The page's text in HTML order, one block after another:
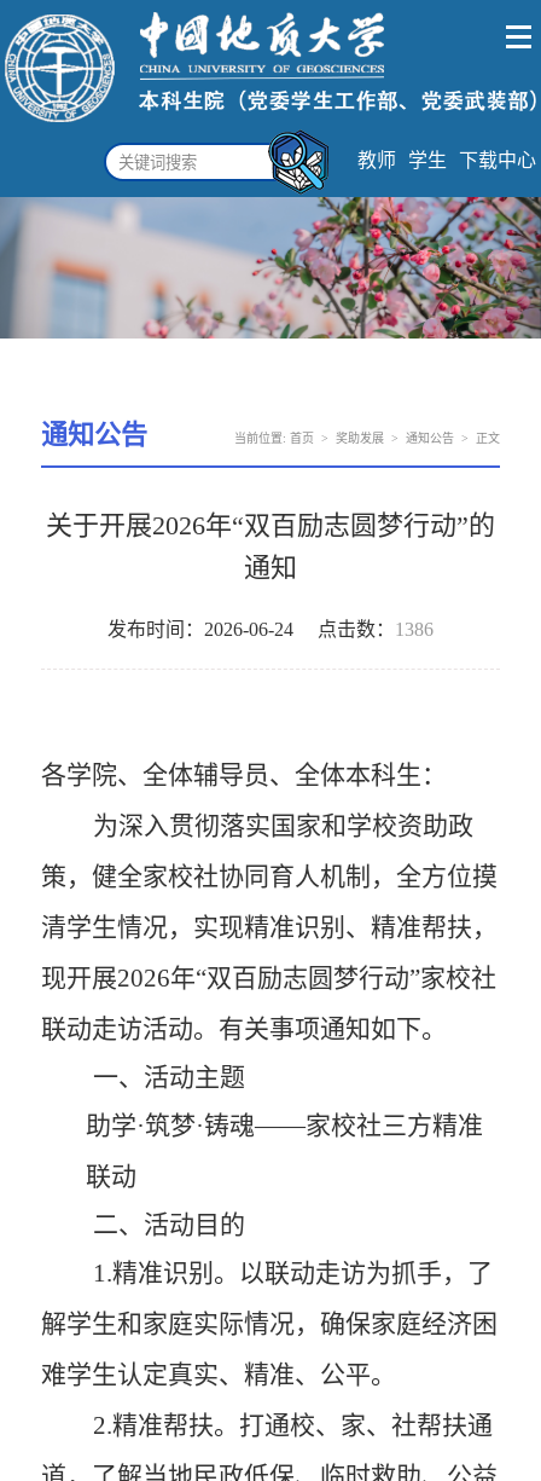
教师 学生 下载中心
通知公告 当前位置: 首页 > 奖助发展 > 通知公告 > 正文
关于开展2026年“双百励志圆梦行动”的
通知
发布时间：2026-06-24 点击数： 1386
各学院、全体辅导员、全体本科生：
为深入贯彻落实国家和学校资助政
策，健全家校社协同育人机制，全方位摸
清学生情况，实现精准识别、精准帮扶，
现开展2026年“双百励志圆梦行动”家校社
联动走访活动。有关事项通知如下。
一、活动主题
助学·筑梦·铸魂——家校社三方精准
联动
二、活动目的
1 .精准识别。 以联动走访为抓手，了
解学生和家庭实际情况，确保家庭经济困
难学生认定真实、精准、公平。
2.精准帮扶。 打通校、家、社帮扶通